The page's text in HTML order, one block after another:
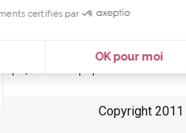
nous vous proposons de
Copyright
certifiés par
OK pour moi
du Consentement :
permet d'adapter et de gérer